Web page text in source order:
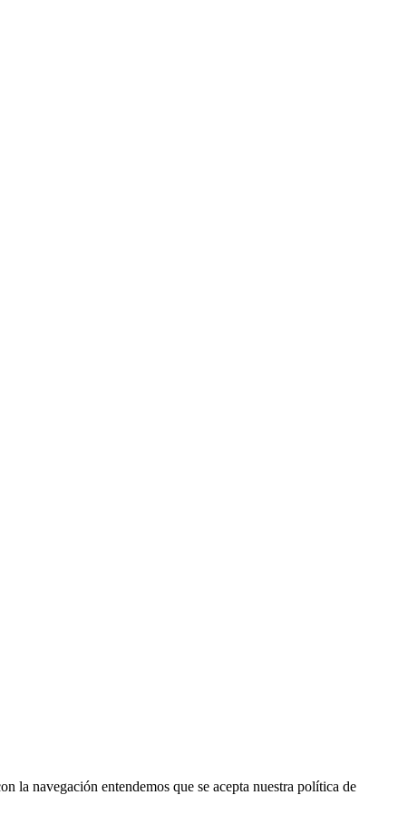
la navegación entendemos que se acepta nuestra política de